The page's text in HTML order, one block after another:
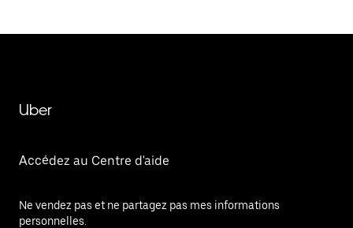
Uber
Accédez au Centre d'aide
Ne vendez pas et ne partagez pas mes informations
personnelles.